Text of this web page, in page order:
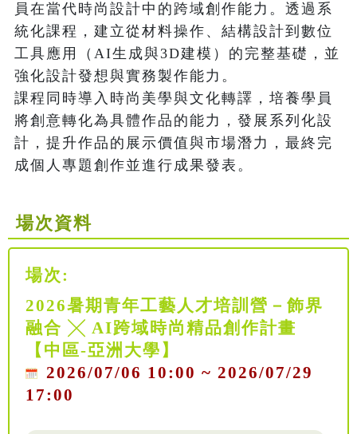
員在當代時尚設計中的跨域創作能力。透過系
統化課程，建立從材料操作、結構設計到數位
工具應用（AI生成與3D建模）的完整基礎，並
強化設計發想與實務製作能力。
課程同時導入時尚美學與文化轉譯，培養學員
將創意轉化為具體作品的能力，發展系列化設
計，提升作品的展示價值與市場潛力，最終完
成個人專題創作並進行成果發表。
場次資料
場次:
2026暑期青年工藝人才培訓營－飾界
融合 ╳ AI跨域時尚精品創作計畫
【中區-亞洲大學】
2026/07/06 10:00 ~ 2026/07/29
17:00